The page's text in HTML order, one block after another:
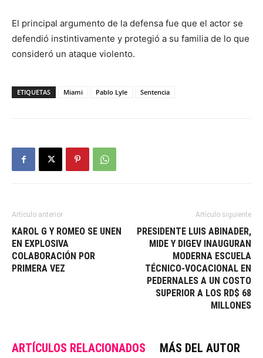
El principal argumento de la defensa fue que el actor se
defendió instintivamente y protegió a su familia de lo que
consideró un ataque violento.
ETIQUETAS Miami Pablo Lyle Sentencia
Artículo anterior
KAROL G Y ROMEO SE UNEN
EN EXPLOSIVA
COLABORACIÓN POR
PRIMERA VEZ
Artículo siguiente
PRESIDENTE LUIS ABINADER,
MIDE Y DIGEV INAUGURAN
MODERNA ESCUELA
TÉCNICO-VOCACIONAL EN
PEDERNALES A UN COSTO
SUPERIOR A LOS RD$ 68
MILLONES
ARTÍCULOS RELACIONADOS MÁS DEL AUTOR